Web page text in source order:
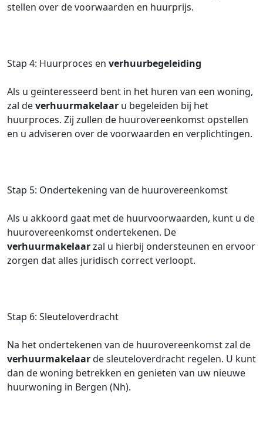
stellen over de voorwaarden en huurprijs.
Stap 4: Huurproces en verhuurbegeleiding
Als u geïnteresseerd bent in het huren van een woning,
zal deverhuurmakelaar u begeleiden bij het
huurproces. Zij zullen de huurovereenkomst opstellen
en u adviseren over de voorwaarden en verplichtingen.
Stap 5: Ondertekening van de huurovereenkomst
Als u akkoord gaat met de huurvoorwaarden, kunt u de
huurovereenkomst ondertekenen. De
verhuurmakelaarzal u hierbij ondersteunen en ervoor
zorgen dat alles juridisch correct verloopt.
Stap 6: Sleuteloverdracht
Na het ondertekenen van de huurovereenkomst zal de
verhuurmakelaarde sleuteloverdracht regelen. U kunt
dan de woning betrekken en genieten van uw nieuwe
huurwoning in Bergen (Nh).